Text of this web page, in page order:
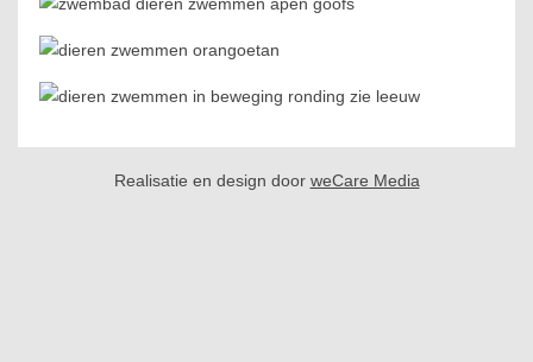
Realisatie en design door weCare Media